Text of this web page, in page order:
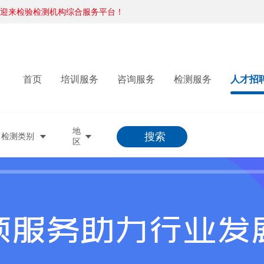
来检验检测机构综合服务平台！
首页 培训服务 咨询服务 检测服务 人才招
检测类别
地
区
搜索